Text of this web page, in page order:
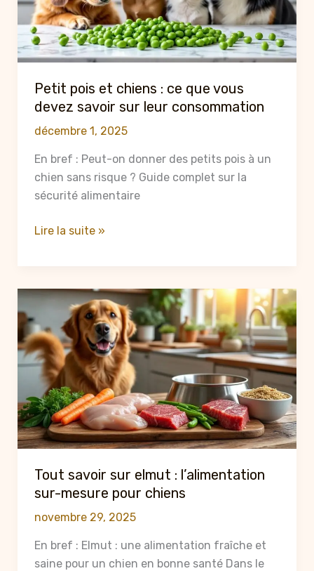
l’olive
pour
la
santé
de
votre
à
quatre
pattes
Petit pois et chiens : ce que vous
devez savoir sur leur consommation
décembre 1, 2025
En bref : Peut-on donner des petits pois à un
chien sans risque ? Guide complet sur la
sécurité alimentaire
Petit
ce
que
vous
devez
savoir
sur
leur
consommation
Lire la suite »
Tout savoir sur elmut : l’alimentation
sur-mesure pour chiens
novembre 29, 2025
En bref : Elmut : une alimentation fraîche et
saine pour un chien en bonne santé Dans le